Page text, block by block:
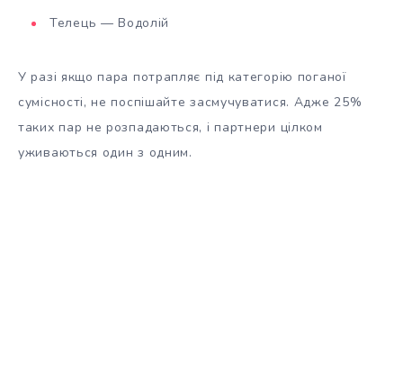
Телець — Водолій
У разі якщо пара потрапляє під категорію поганої
сумісності, не поспішайте засмучуватися. Адже 25%
таких пар не розпадаються, і партнери цілком
уживаються один з одним.